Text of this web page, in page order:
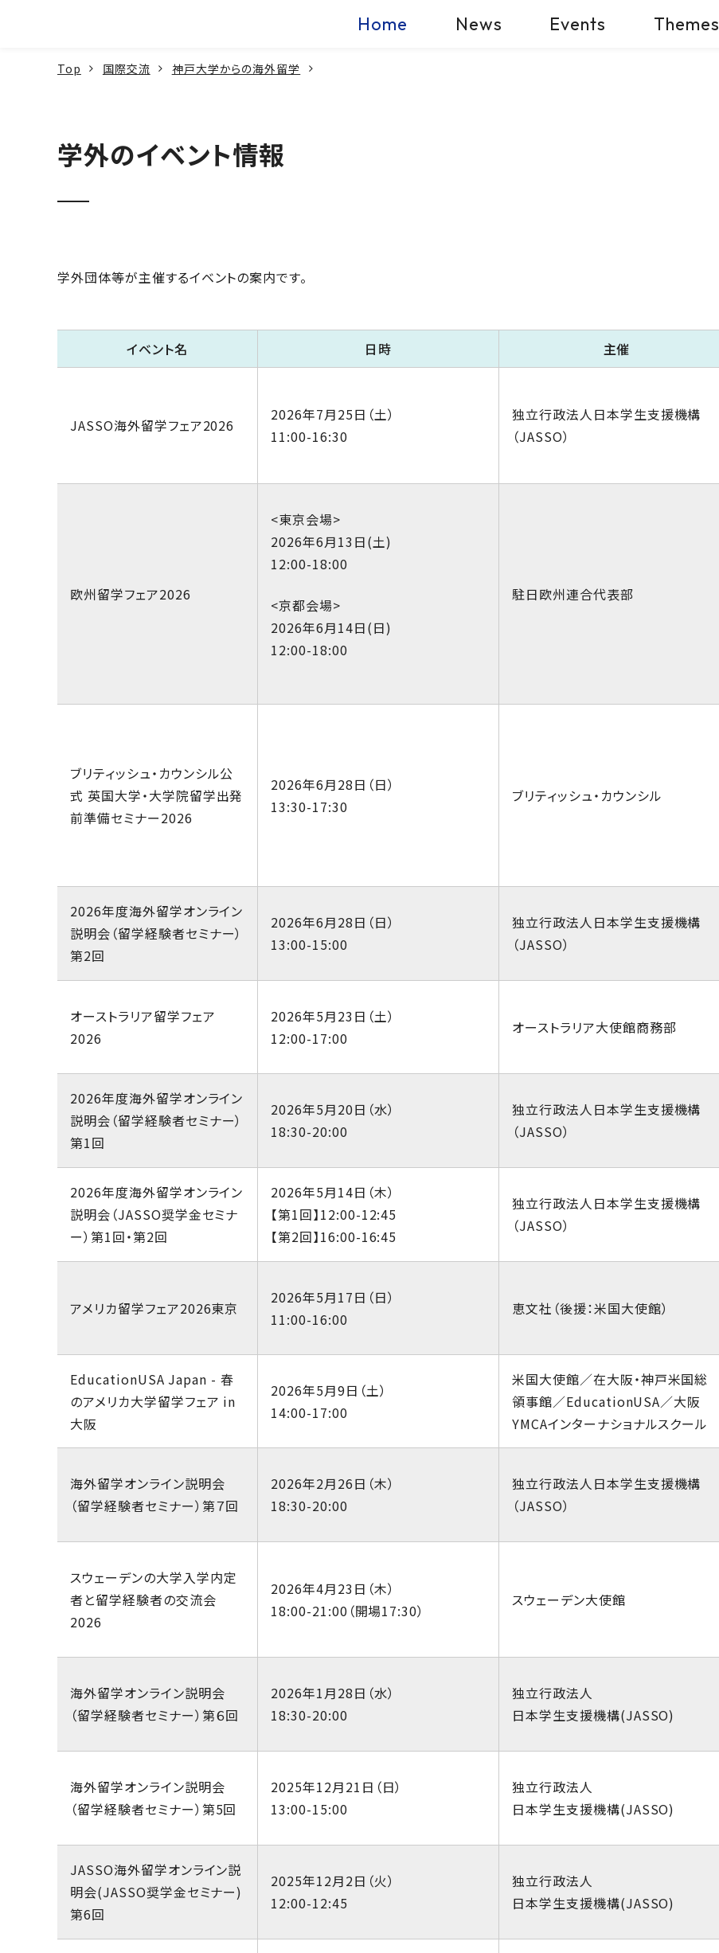
Home News Events Themes
Top 国際交流 神戸大学からの海外留学
学外のイベント情報
学外団体等が主催するイベントの案内です。
イベント名 日時 主催
JASSO海外留学フェア2026
2026年7月25日（土）
11:00-16:30
独立行政法人日本学生支援機構
（JASSO）
欧州留学フェア2026
<東京会場>
2026年6月13日(土)
12:00-18:00
<京都会場>
2026年6月14日(日)
12:00-18:00
駐日欧州連合代表部
ブリティッシュ・カウンシル公
式 英国大学・大学院留学出発
前準備セミナー2026
2026年6月28日（日）
13:30-17:30
ブリティッシュ・カウンシル
2026年度海外留学オンライン
説明会（留学経験者セミナー）
第2回
2026年6月28日（日）
13:00-15:00
独立行政法人日本学生支援機構
（JASSO）
オーストラリア留学フェア
2026
2026年5月23日（土）
12:00-17:00
オーストラリア大使館商務部
2026年度海外留学オンライン
説明会（留学経験者セミナー）
第1回
2026年5月20日（水）
18:30-20:00
独立行政法人日本学生支援機構
（JASSO）
2026年度海外留学オンライン
説明会（JASSO奨学金セミナ
ー）第1回・第2回
2026年5月14日（木）
【第1回】12:00-12:45
【第2回】16:00-16:45
独立行政法人日本学生支援機構
（JASSO）
アメリカ留学フェア2026東京
2026年5月17日（日）
11:00-16:00
恵文社（後援：米国大使館）
EducationUSA Japan - 春
のアメリカ大学留学フェア in
大阪
2026年5月9日（土）
14:00-17:00
米国大使館／在大阪・神戸米国総
領事館／EducationUSA／大阪
YMCAインターナショナルスクール
海外留学オンライン説明会
（留学経験者セミナー）第７回
2026年2月26日（木）
18:30-20:00
独立行政法人日本学生支援機構
（JASSO）
スウェーデンの大学入学内定
者と留学経験者の交流会
2026
2026年4月23日（木）
18:00-21:00（開場17:30）
スウェーデン大使館
海外留学オンライン説明会
（留学経験者セミナー）第６回
2026年1月28日（水）
18:30-20:00
独立行政法人
日本学生支援機構(JASSO)
海外留学オンライン説明会
（留学経験者セミナー）第5回
2025年12月21日（日）
13:00-15:00
独立行政法人
日本学生支援機構(JASSO)
JASSO海外留学オンライン説
明会(JASSO奨学金セミナー)
第6回
2025年12月2日（火）
12:00-12:45
独立行政法人
日本学生支援機構(JASSO)